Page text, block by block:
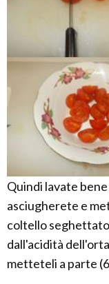
Quindi lavate
asciugherete e
coltello
dall'acidità
metteteli a parte